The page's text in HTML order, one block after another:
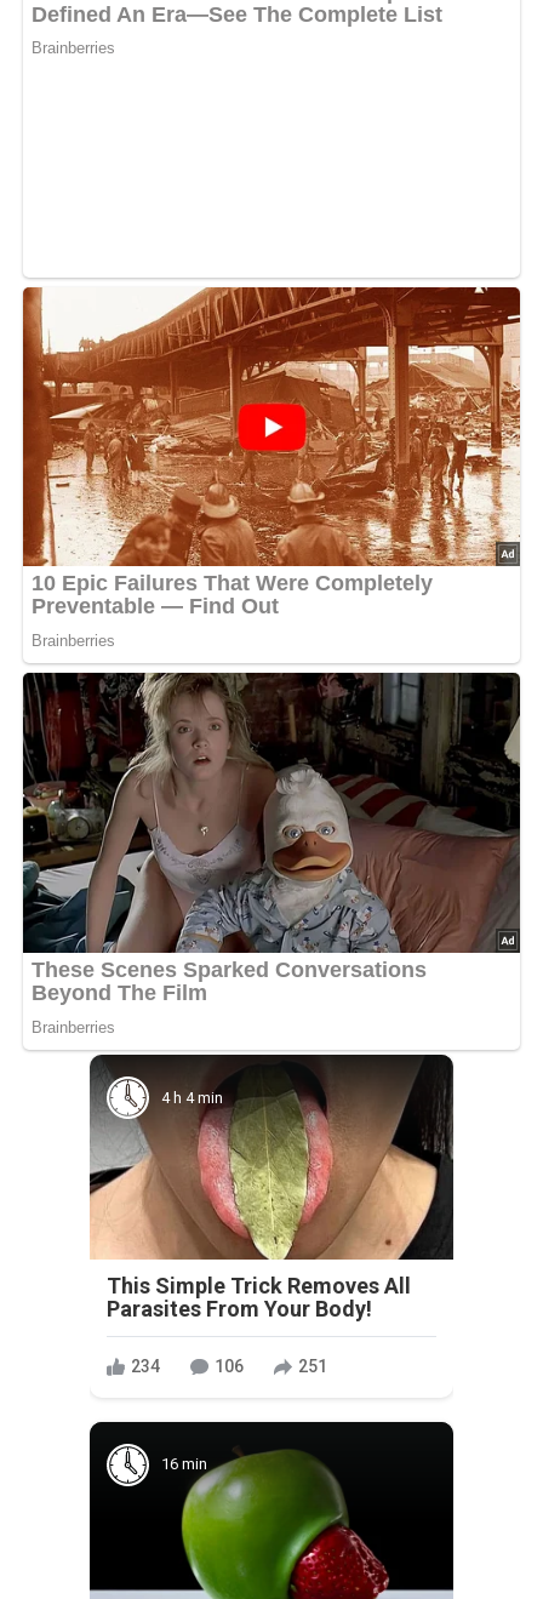
4 h 4 min
This Simple Trick Removes All
Parasites From Your Body!
234 106 251
16 min